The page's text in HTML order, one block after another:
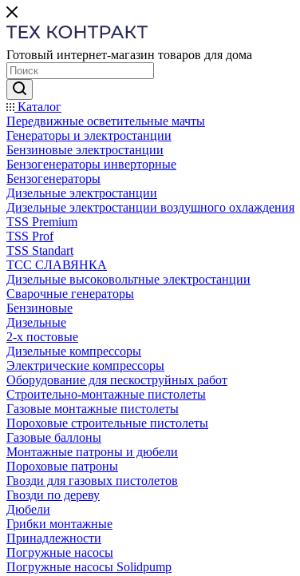
Готовый интернет-магазин товаров для дома
Каталог
Передвижные осветительные мачты
Генераторы и электростанции
Бензиновые электростанции
Бензогенераторы инверторные
Бензогенераторы
Дизельные электростанции
Дизельные электростанции воздушного охлаждения
TSS Premium
TSS Prof
TSS Standart
ТСС СЛАВЯНКА
Дизельные высоковольтные электростанции
Сварочные генераторы
Бензиновые
Дизельные
2-х постовые
Дизельные компрессоры
Электрические компрессоры
Оборудование для пескоструйных работ
Строительно-монтажные пистолеты
Газовые монтажные пистолеты
Пороховые строительные пистолеты
Газовые баллоны
Монтажные патроны и дюбели
Пороховые патроны
Гвозди для газовых пистолетов
Гвозди по дереву
Дюбели
Грибки монтажные
Принадлежности
Погружные насосы
Погружные насосы Solidpump